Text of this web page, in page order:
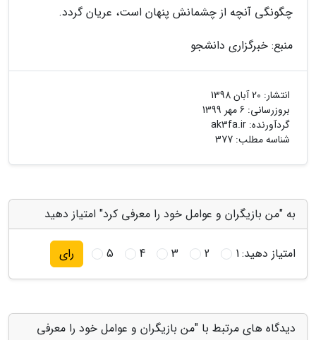
چگونگی آنچه از چشمانش پنهان است، عریان گردد.
منبع: خبرگزاری دانشجو
انتشار: 20 آبان 1398
بروزرسانی: 6 مهر 1399
گردآورنده: ak3fa.ir
شناسه مطلب: 377
به "من بازیگران و عوامل خود را معرفی کرد" امتیاز دهید
امتیاز دهید:1
2
3
4
5 رای
دیدگاه های مرتبط با "من بازیگران و عوامل خود را معرفی